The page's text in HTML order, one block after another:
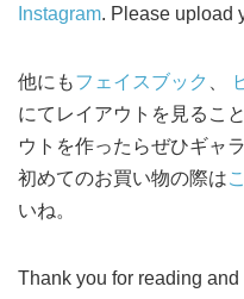
Instagram. Please upload
他にもフェイスブック
にてレイアウトを見るこ
ウトを作ったらぜひギャ
初めてのお買い物の際は
いね。
Thank you for reading